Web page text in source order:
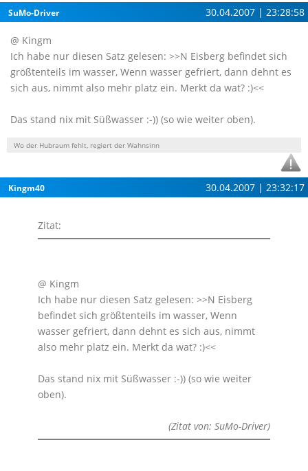
SuMo-Driver 30.04.2007 | 23:28:58
@ Kingm
Ich habe nur diesen Satz gelesen: >>N Eisberg befindet sich
größtenteils im wasser, Wenn wasser gefriert, dann dehnt es
sich aus, nimmt also mehr platz ein. Merkt da wat? :)<<
Das stand nix mit Süßwasser :-)) (so wie weiter oben).
Wo der Hubraum fehlt, regiert der Wahnsinn
Kingm40 30.04.2007 | 23:32:17
Zitat:
@ Kingm
Ich habe nur diesen Satz gelesen: >>N Eisberg
befindet sich größtenteils im wasser, Wenn
wasser gefriert, dann dehnt es sich aus, nimmt
also mehr platz ein. Merkt da wat? :)<<
Das stand nix mit Süßwasser :-)) (so wie weiter
oben).
(Zitat von: SuMo-Driver)